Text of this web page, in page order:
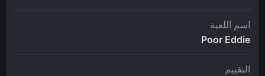
اسم اللعبة
Poor Eddie
التقييم